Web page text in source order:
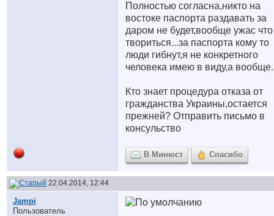
Полностью согласна,никто на
востоке паспорта раздавать за
даром не будет,вообще ужас что
твориться...за паспорта кому то
люди гибнут,я не конкретного
человека имею в виду,а вообще.
Кто знает процедура отказа от
гражданства Украины,остается
прежней? Отправить письмо в
консульство
В Минюст Спасибо
22.04.2014, 12:44
Jampi
Пользователь